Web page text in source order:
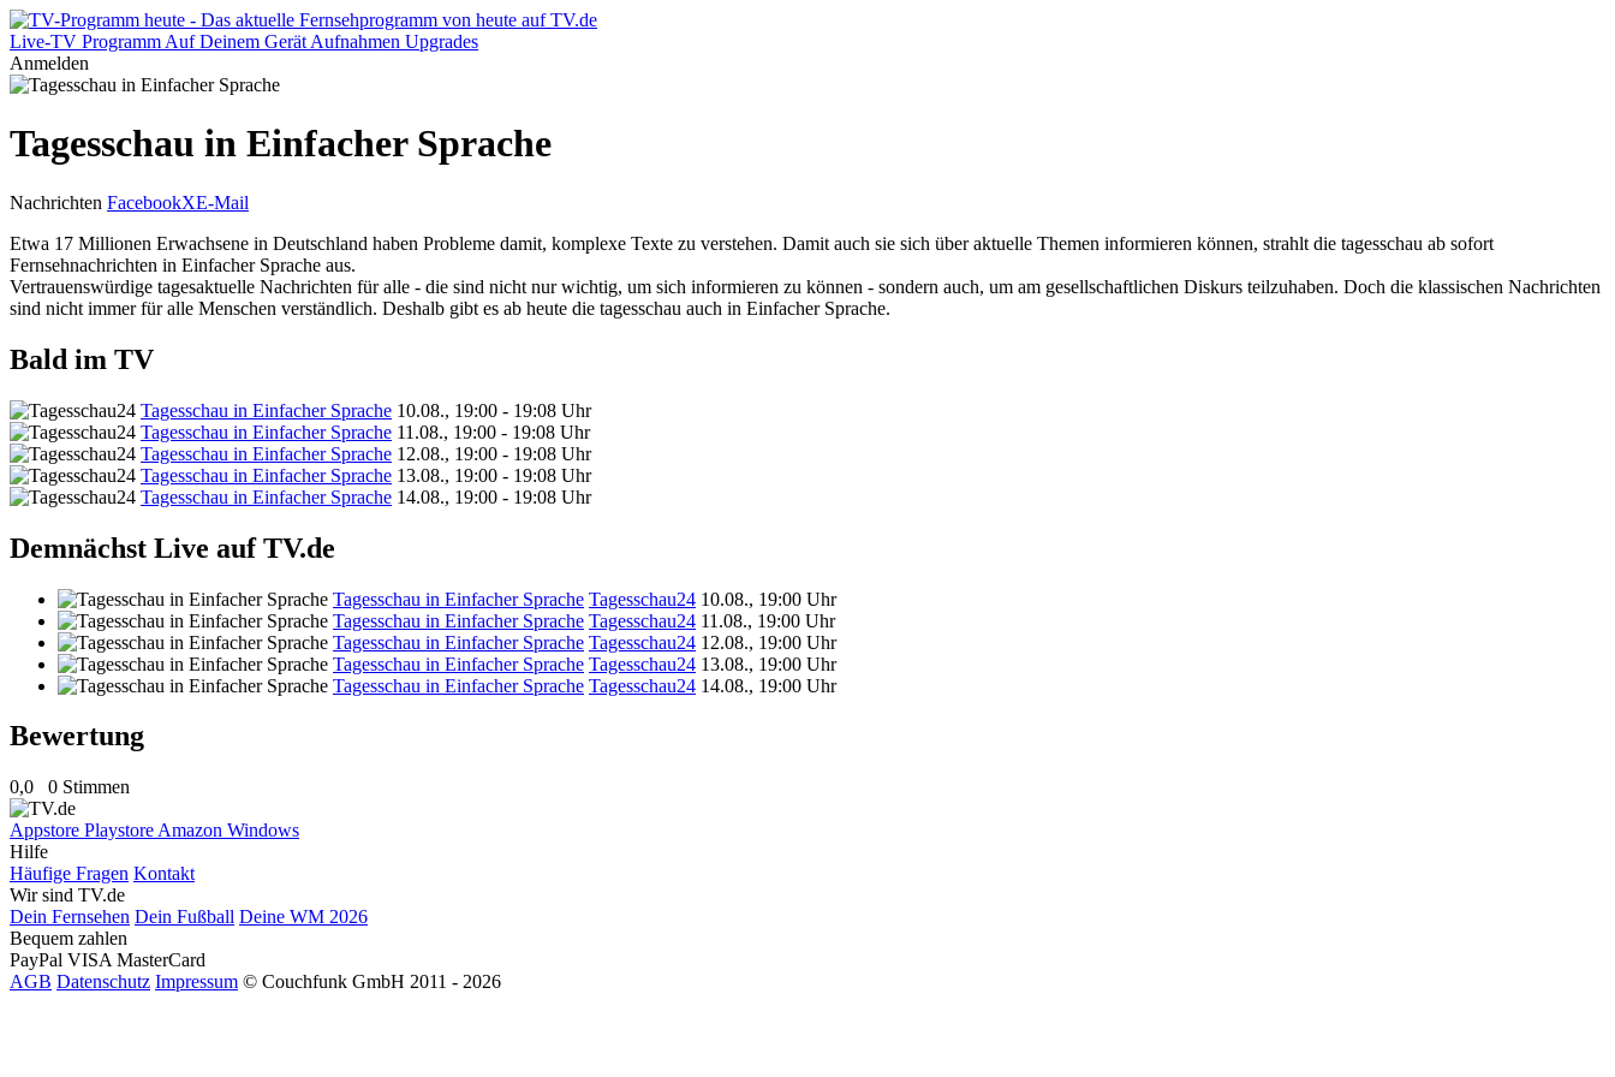
Live-TV Programm Auf Deinem Gerät Aufnahmen Upgrades
Anmelden
Tagesschau in Einfacher Sprache
Nachrichten FacebookXE-Mail
Etwa 17 Millionen Erwachsene in Deutschland haben Probleme damit, komplexe Texte zu verstehen. Damit auch sie sich über aktuelle Themen informieren können, strahlt die tagesschau ab sofort
Fernsehnachrichten in Einfacher Sprache aus.
Vertrauenswürdige tagesaktuelle Nachrichten für alle - die sind nicht nur wichtig, um sich informieren zu können - sondern auch, um am gesellschaftlichen Diskurs teilzuhaben. Doch die klassischen Nachrichten
sind nicht immer für alle Menschen verständlich. Deshalb gibt es ab heute die tagesschau auch in Einfacher Sprache.
Bald im TV
Tagesschau in Einfacher Sprache 10.08., 19:00 - 19:08 Uhr
Tagesschau in Einfacher Sprache 11.08., 19:00 - 19:08 Uhr
Tagesschau in Einfacher Sprache 12.08., 19:00 - 19:08 Uhr
Tagesschau in Einfacher Sprache 13.08., 19:00 - 19:08 Uhr
Tagesschau in Einfacher Sprache 14.08., 19:00 - 19:08 Uhr
Demnächst Live auf TV.de
Tagesschau in Einfacher Sprache Tagesschau24 10.08., 19:00 Uhr
Tagesschau in Einfacher Sprache Tagesschau24 11.08., 19:00 Uhr
Tagesschau in Einfacher Sprache Tagesschau24 12.08., 19:00 Uhr
Tagesschau in Einfacher Sprache Tagesschau24 13.08., 19:00 Uhr
Tagesschau in Einfacher Sprache Tagesschau24 14.08., 19:00 Uhr
Bewertung
0,0 0 Stimmen
Appstore Playstore Amazon Windows
Hilfe
Häufige Fragen Kontakt
Wir sind TV.de
Dein Fernsehen Dein Fußball Deine WM 2026
Bequem zahlen
PayPal VISA MasterCard
AGB Datenschutz Impressum © Couchfunk GmbH 2011 - 2026